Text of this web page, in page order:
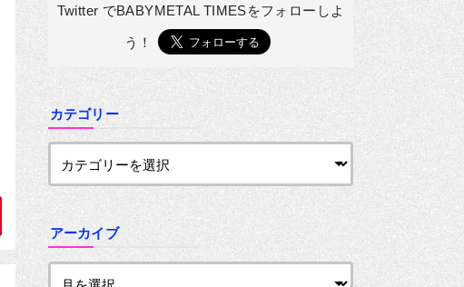
Twitter でBABYMETAL TIMESをフォローしよ
う！
カテゴリー
アーカイブ